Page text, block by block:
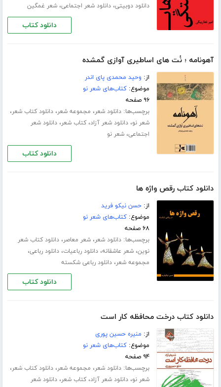
دانلود دوبیتی،دانلود شعر اجتماعی،شعر غمگین
دانلود کتاب
آهونامه ؛ نُت های اساطیری آوازی گمشده
از: وحید محمدی پای اندر
موضوع:کتاب‌های شعر نو
۹۶ صفحه
برچسب‌ها:دانلود شعر، مجموعه شعر،دانلود کتاب شعر،
شعر نو،دانلود شعر آزاد،کتاب شعر،دانلود شعر
اجتماعی،شعر نو
دانلود کتاب
دانلود کتاب رقص واژه ها
از:حسن نیکو فرید
موضوع:کتاب‌های شعر نو
۶۸ صفحه
برچسب‌ها:دانلود شعر،شعر معاصر،دانلود کتاب شعر
نوین،شعر عاشقانه،دانلود رباعیات،دانلود رباعی،
مجموعه شعر،دانلود رباعی شکسته
دانلود کتاب
دانلود کتاب درخت محافظه کار است
از: منیره حسین پوری
موضوع:کتاب‌های شعر نو
۹۴ صفحه
برچسب‌ها:دانلود شعر، مجموعه شعر،دانلود کتاب شعر،
شعر نو،دانلود شعر آزاد،کتاب شعر،دانلود شعر